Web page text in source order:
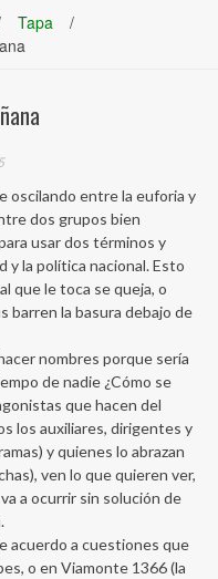
Tapa
/
oscilando entre la euforia y
dos grupos bien
usar dos términos y
y la política nacional. Esto
que le toca se queja, o
barren la basura debajo de
nombres porque sería
de nadie ¿Cómo se
que hacen del
los auxiliares, dirigentes y
y quienes lo abrazan
ven lo que quieren ver,
a ocurrir sin solución de
acuerdo a cuestiones que
o en Viamonte 1366 (la